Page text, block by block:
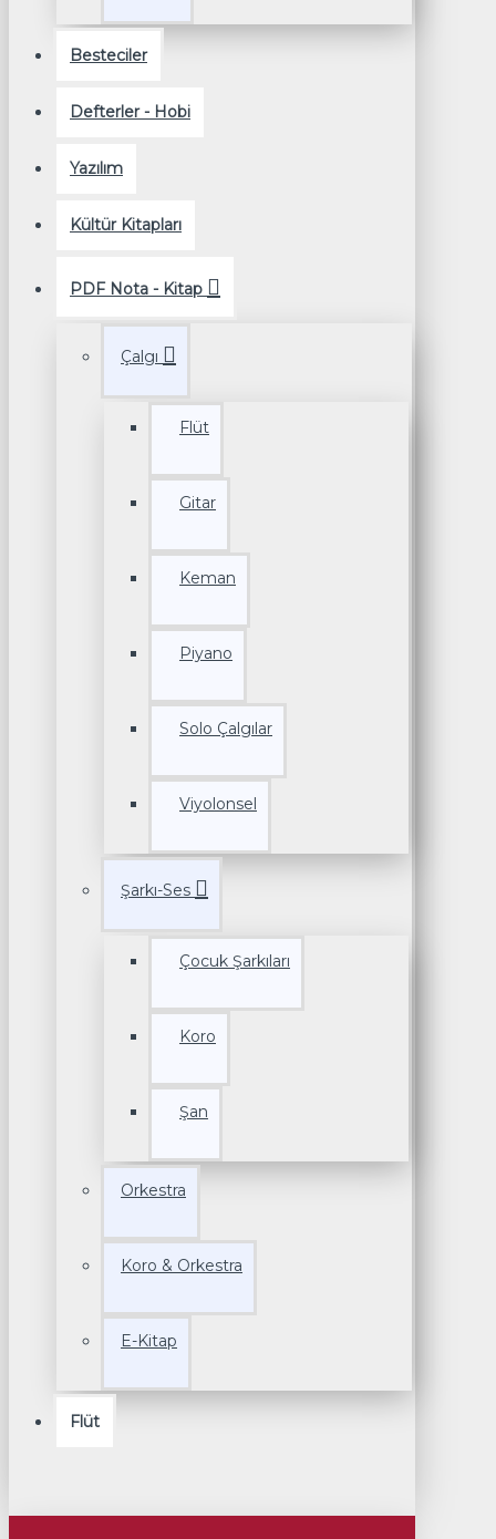
Besteciler
Defterler - Hobi
Yazılım
Kültür Kitapları
PDF Nota - Kitap
Çalgı
Flüt
Gitar
Keman
Piyano
Solo Çalgılar
Viyolonsel
Şarkı-Ses
Çocuk Şarkıları
Koro
Şan
Orkestra
Koro & Orkestra
E-Kitap
Flüt